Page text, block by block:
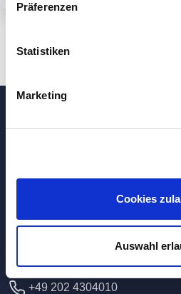
Präferenzen
Statistiken
Marketing
Cookies
Auswahl
Dolphin IT-Systeme e.K.
Clausewitzstr. 47A
+49 202 4304010